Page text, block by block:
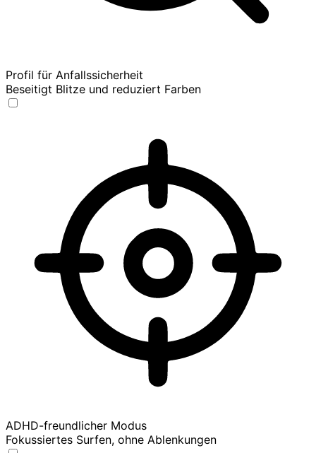
Profil für Anfallssicherheit
Beseitigt Blitze und reduziert Farben
ADHD-freundlicher Modus
Fokussiertes Surfen, ohne Ablenkungen